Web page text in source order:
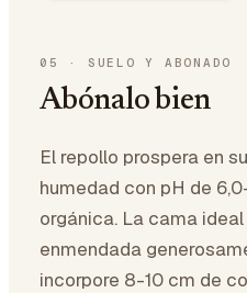
05 · SUELO Y ABONADO
Abónalo bien
El repollo prospera en
humedad con pH de
orgánica. La cama
enmendada
incorpore 8-10 cm de